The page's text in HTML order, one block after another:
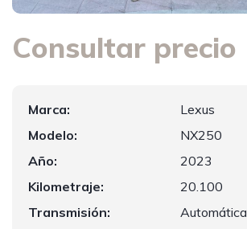
Consultar precio
Marca:
Lexus
Modelo:
NX250
Año:
2023
Kilometraje:
20.100
Transmisión:
Automática